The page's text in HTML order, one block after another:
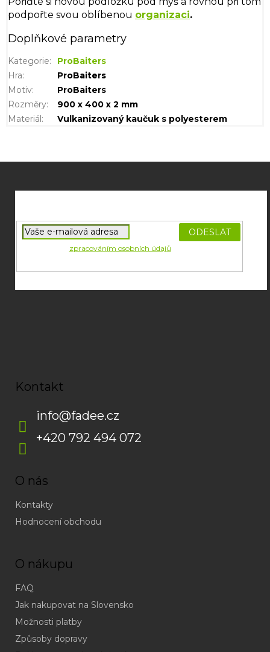
podpořte svou oblíbenou organizaci.
Doplňkové parametry
Kategorie:
ProBaiters
Hra:
ProBaiters
Motiv:
ProBaiters
Rozměry:
900 x 400 x 2 mm
Materiál: Vulkanizovaný kaučuk s polyesterem
zpracováním osobních údajů
PŘIHLÁSIT
Kontakt
info@fadee.cz
+420 792 494 072
O nás
Kontakty
Hodnocení obchodu
O nákupu
FAQ
Jak nakupovat na Slovensko
Možnosti platby
Způsoby dopravy